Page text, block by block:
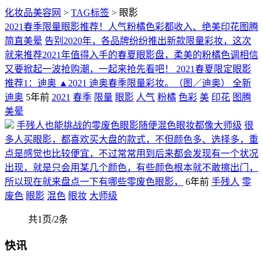
化妆品美容网 > TAG标签 > 眼影
2021春季限量眼影推荐！人气粉橘色彩都收入、绝美印花图腾
简直美晕 告别2020年，各品牌纷纷推出新款限量彩妆，这次
就来推荐2021年值得入手的春夏眼影盘，柔美的粉橘色调相信
又要掀起一波抢购潮，一起来抢先看吧！ 2021春夏限定眼影
推荐1：迪奥 ▲2021 迪奥春季限量彩妆。（图／迪奥） 全新
迪奥 5年前 2021 春季 限量 眼影 人气 粉橘 色彩 美 印花 图腾
美晕
手残人也能挑战的零废色眼影随便混色眼妆都像大师级 很
多人买眼影，都喜欢买大盘的款式，不但颜色多、选择多，重
点是感觉也比较便宜，不过常常用到后来都会发现有一个状况
出现，就是只会用某几个颜色，有些颜色根本就不敢擦出门，
所以现在就来盘点一下有哪些零废色眼影，
6年前 手残人 零
废色 眼影 混色 眼妆 大师级
共1页/2条
快讯